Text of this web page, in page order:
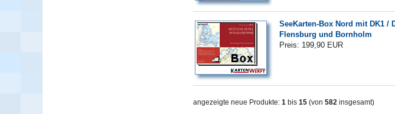
SeeKarten-Box Nord mit DK1 /
Flensburg und Bornholm
Preis: 199,90 EUR
angezeigte neue Produkte: 1 bis 15 (von 582 insgesamt)